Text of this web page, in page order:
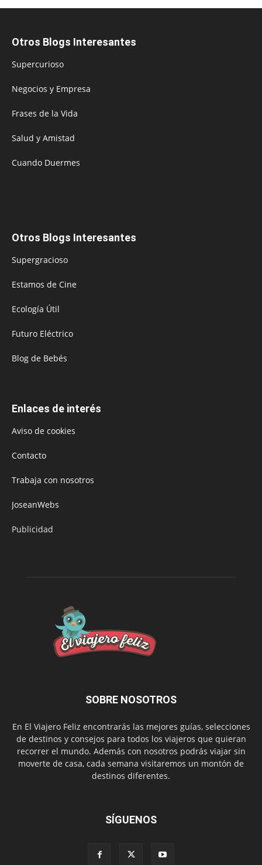
Otros Blogs Interesantes
Supercurioso
Negocios y Empresa
Frases de la Vida
Salud y Amistad
Cuando Duermes
Otros Blogs Interesantes
Supergracioso
Estamos de Cine
Ecología Útil
Futuro Eléctrico
Blog de Bebés
Enlaces de interés
Aviso de cookies
Contacto
Trabaja con nosotros
JoseanWebs
Publicidad
SOBRE NOSOTROS
En El Viajero Feliz encontrarás las mejores guías, selecciones
de destinos y consejos para todos los viajeros que quieran
recorrer el mundo. Además con nosotros podrás viajar sin
moverte de casa, cada semana visitaremos un montón de
destinos diferentes.
SÍGUENOS